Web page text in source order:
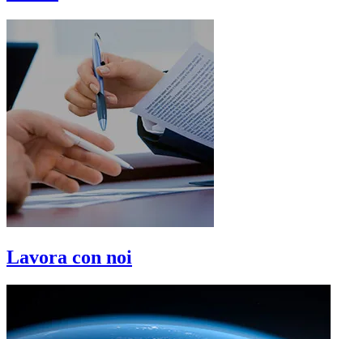
Lavora con noi